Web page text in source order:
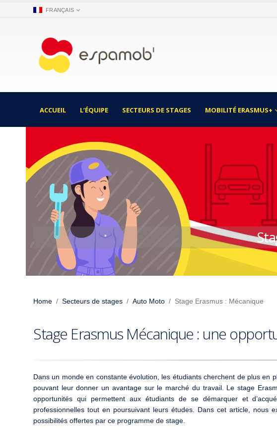
FRANÇAIS
ACCUEIL L’ÉQUIPE SECTEURS DE STAGES MOBILITÉ ERASMUS+
Home Secteurs de stages Auto Moto Stage Erasmus : Mécanique
Stage Erasmus Mécanique : une
Dans un monde en constante évolution, les étudiants cherchent de plus en
pouvant leur donner un avantage sur le marché du travail. Le stage
opportunités qui permettent aux étudiants de se démarquer et
professionnelles tout en poursuivant leurs études. Dans cet article, nous
possibilités offertes par ce programme de stage.